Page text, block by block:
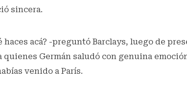
sincera.
haces acá? -preguntó Barclays, luego de
quienes Germán saludó con genuina
venido a París.